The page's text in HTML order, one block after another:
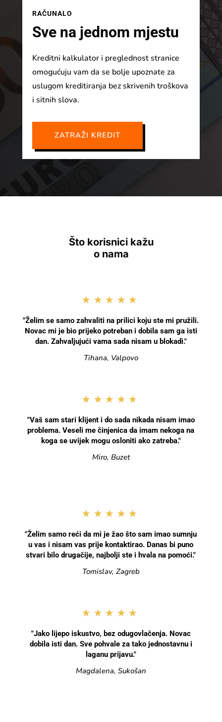
RAČUNALO
Sve na jednom mjestu
Kreditni kalkulator i preglednost stranice
omogućuju vam da se bolje upoznate za
uslugom kreditiranja bez skrivenih troškova
i sitnih slova.
ZATRAŽI KREDIT
Što korisnici kažu
o nama
★★★★★
"Želim se samo zahvaliti na prilici koju ste mi pružili.
Novac mi je bio prijeko potreban i dobila sam ga isti
dan. Zahvaljujući vama sada nisam u blokadi."
Tihana, Valpovo
★★★★★
"Vaš sam stari klijent i do sada nikada nisam imao
problema. Veseli me činjenica da imam nekoga na
koga se uvijek mogu osloniti ako zatreba."
Miro, Buzet
★★★★★
"Želim samo reći da mi je žao što sam imao sumnju
u vas i nisam vas prije kontaktirao. Danas bi puno
stvari bilo drugačije, najbolji ste i hvala na pomoći."
Tomislav, Zagreb
★★★★★
"Jako lijepo iskustvo, bez odugovlačenja. Novac
dobila isti dan. Sve pohvale za tako jednostavnu i
laganu prijavu."
Magdalena, Sukošan